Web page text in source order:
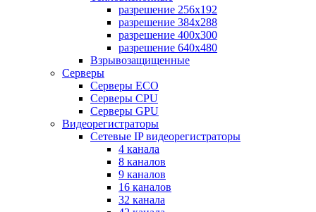
разрешение 256x192
разрешение 384х288
разрешение 400x300
разрешение 640х480
Взрывозащищенные
Серверы
Серверы ECO
Серверы CPU
Серверы GPU
Видеорегистраторы
Сетевые IP видеорегистраторы
4 канала
8 каналов
9 каналов
16 каналов
32 канала